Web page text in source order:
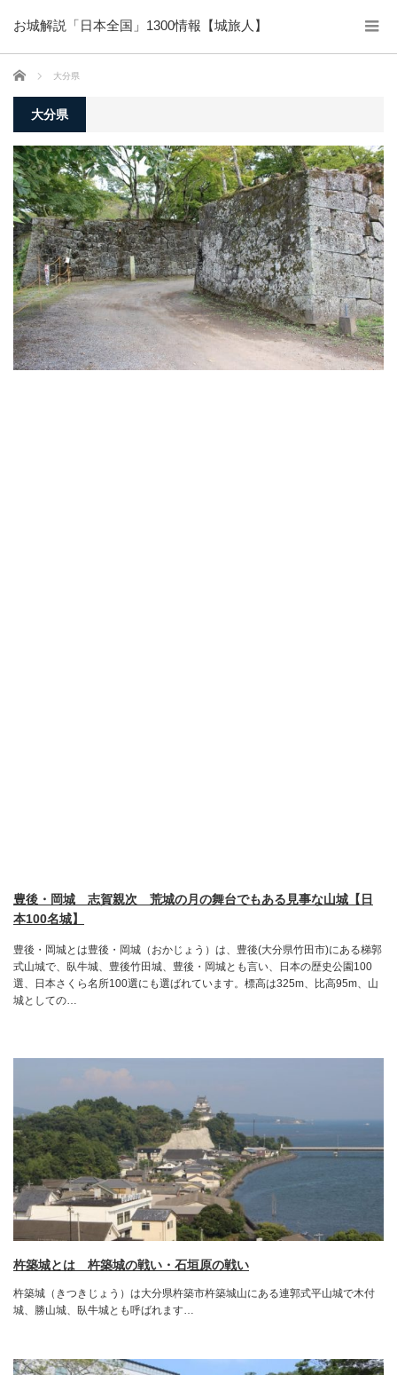
お城解説「日本全国」1300情報【城旅人】
ホーム 大分県
大分県
豊後・岡城 志賀親次 荒城の月の舞台でもある見事な山城【日
本100名城】
豊後・岡城とは豊後・岡城（おかじょう）は、豊後(大分県竹田市)にある梯郭
式山城で、臥牛城、豊後竹田城、豊後・岡城とも言い、日本の歴史公園100
選、日本さくら名所100選にも選ばれています。標高は325m、比高95m、山
城としての…
杵築城とは 杵築城の戦い・石垣原の戦い
杵築城（きつきじょう）は大分県杵築市杵築城山にある連郭式平山城で木付
城、勝山城、臥牛城とも呼ばれます…